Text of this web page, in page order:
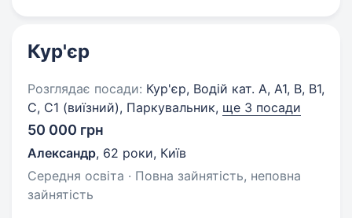
Кур'єр
Розглядає посади: Кур'єр, Водій кат. А, А1, В, В1,
С, С1 (виїзний), Паркувальник, ще 3 посади
50 000 грн
Александр, 62 роки, Київ
Середня освіта · Повна зайнятість, неповна
зайнятість